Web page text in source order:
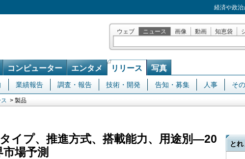
経済や政
ウェブ ニュース 画像 動画 知恵袋
コンピューター エンタメ リリース 写真
業績報告 調査・報告 技術・開発 告知・募集 人事 そ
> 製品
イプ、推進方式、搭載能力、用途別―20
場予測
とれ